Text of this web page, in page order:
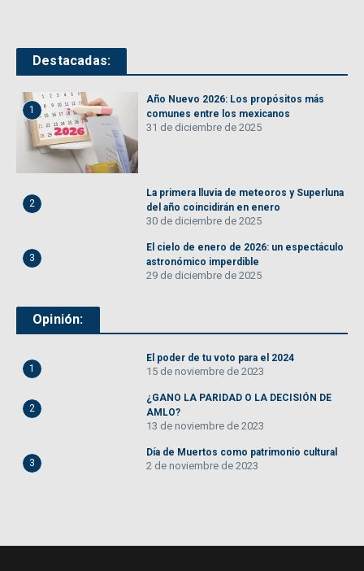
Destacadas:
1
Año Nuevo 2026: Los propósitos más
comunes entre los mexicanos
31 de diciembre de 2025
2
La primera lluvia de meteoros y Superluna
del año coincidirán en enero
30 de diciembre de 2025
3
El cielo de enero de 2026: un espectáculo
astronómico imperdible
29 de diciembre de 2025
Opinión:
1
El poder de tu voto para el 2024
15 de noviembre de 2023
2
¿GANO LA PARIDAD O LA DECISIÓN DE
AMLO?
13 de noviembre de 2023
3
Día de Muertos como patrimonio cultural
2 de noviembre de 2023